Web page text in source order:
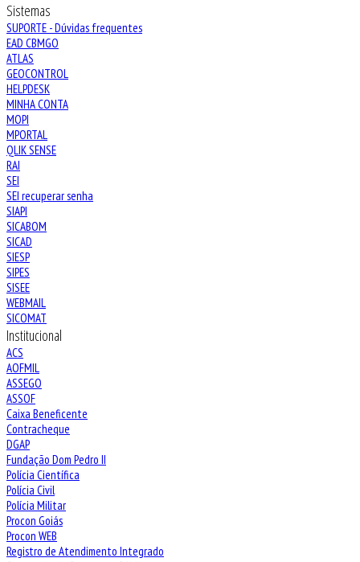
Sistemas
SUPORTE - Dúvidas frequentes
EAD CBMGO
ATLAS
GEOCONTROL
HELPDESK
MINHA CONTA
MOPI
MPORTAL
QLIK SENSE
RAI
SEI
SEI recuperar senha
SIAPI
SICABOM
SICAD
SIESP
SIPES
SISEE
WEBMAIL
SICOMAT
Institucional
ACS
AOFMIL
ASSEGO
ASSOF
Caixa Beneficente
Contracheque
DGAP
Fundação Dom Pedro II
Polícia Científica
Polícia Civil
Polícia Militar
Procon Goiás
Procon WEB
Registro de Atendimento Integrado